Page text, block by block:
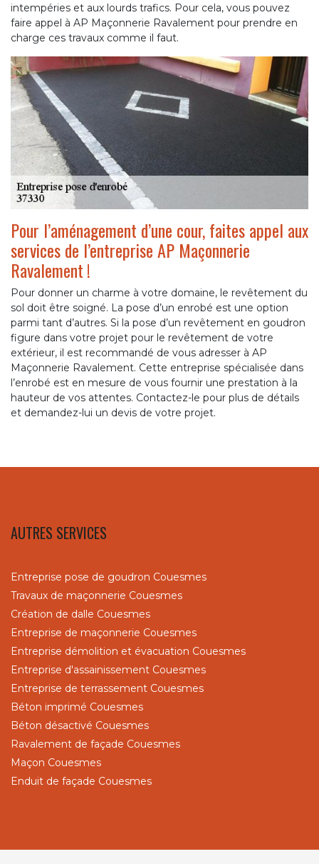
intempéries et aux lourds trafics. Pour cela, vous pouvez
faire appel à AP Maçonnerie Ravalement pour prendre en
charge ces travaux comme il faut.
Pour l’aménagement d’une cour, faites appel aux
services de l’entreprise AP Maçonnerie
Ravalement !
Pour donner un charme à votre domaine, le revêtement du
sol doit être soigné. La pose d’un enrobé est une option
parmi tant d’autres. Si la pose d’un revêtement en goudron
figure dans votre projet pour le revêtement de votre
extérieur, il est recommandé de vous adresser à AP
Maçonnerie Ravalement. Cette entreprise spécialisée dans
l’enrobé est en mesure de vous fournir une prestation à la
hauteur de vos attentes. Contactez-le pour plus de détails
et demandez-lui un devis de votre projet.
AUTRES SERVICES
Entreprise pose de goudron Couesmes
Travaux de maçonnerie Couesmes
Création de dalle Couesmes
Entreprise de maçonnerie Couesmes
Entreprise démolition et évacuation Couesmes
Entreprise d'assainissement Couesmes
Entreprise de terrassement Couesmes
Béton imprimé Couesmes
Béton désactivé Couesmes
Ravalement de façade Couesmes
Maçon Couesmes
Enduit de façade Couesmes